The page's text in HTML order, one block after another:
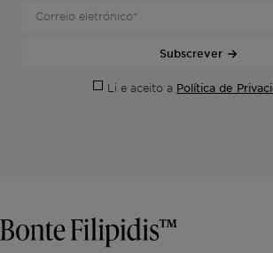
Subscrever
Li e aceito a Política de